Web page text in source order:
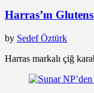
Harras’ın
by Sedef Öztürk
Harras markalı çiğ